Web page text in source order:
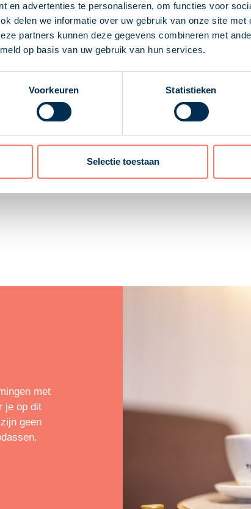
en advertenties te personaliseren, om functies voor
delen we informatie over uw gebruik van onze site met
partners kunnen deze gegevens combineren met
op basis van uw gebruik van hun services.
Voorkeuren Statistieken
Selectie toestaan
vergelijken met de gegevens in het dossier,
aan de juistheid van het aangegeven
begaat hij een ambtelijk verzuim. Dat sluit
van de query wél tot onderzoek overging.
te zien waarom de query wel aanleiding gaf tot
niet definitief opgelegd toen de inspecteur het
met
je op dit
geen